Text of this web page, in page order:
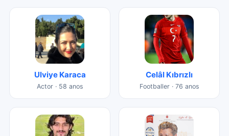
Ulviye Karaca
Actor · 58 anos
Celâl Kıbrızlı
Footballer · 76 anos